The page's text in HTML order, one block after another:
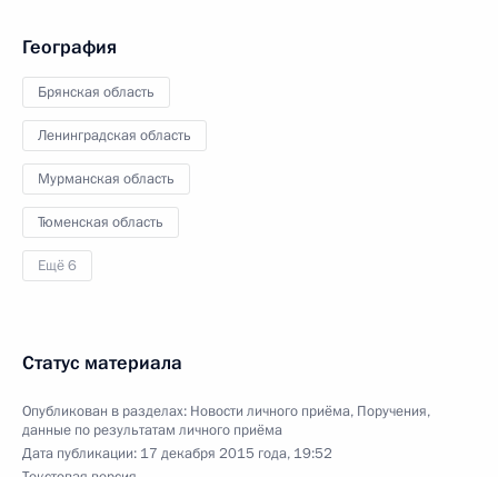
География
Брянская область
Ленинградская область
Мурманская область
Тюменская область
Ещё 6
Статус материала
Опубликован в разделах: Новости личного приёма, Поручения,
данные по результатам личного приёма
Дата публикации: 17 декабря 2015 года, 19:52